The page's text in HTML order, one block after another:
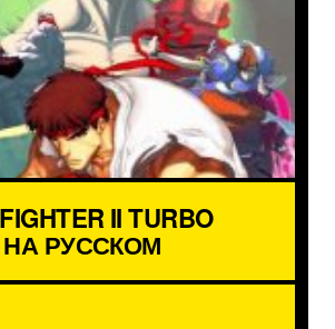
II TURBO
РУССКОМ